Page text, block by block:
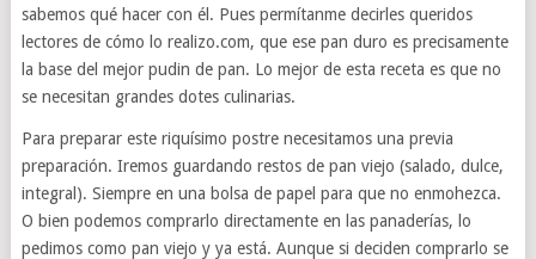
sabemos qué hacer con él. Pues permítanme decirles queridos
lectores de cómo lo realizo.com, que ese pan duro es precisamente
la base del mejor pudin de pan. Lo mejor de esta receta es que no
se necesitan grandes dotes culinarias.
Para preparar este riquísimo postre necesitamos una previa
preparación. Iremos guardando restos de pan viejo (salado, dulce,
integral). Siempre en una bolsa de papel para que no enmohezca.
O bien podemos comprarlo directamente en las panaderías, lo
pedimos como pan viejo y ya está. Aunque si deciden comprarlo se